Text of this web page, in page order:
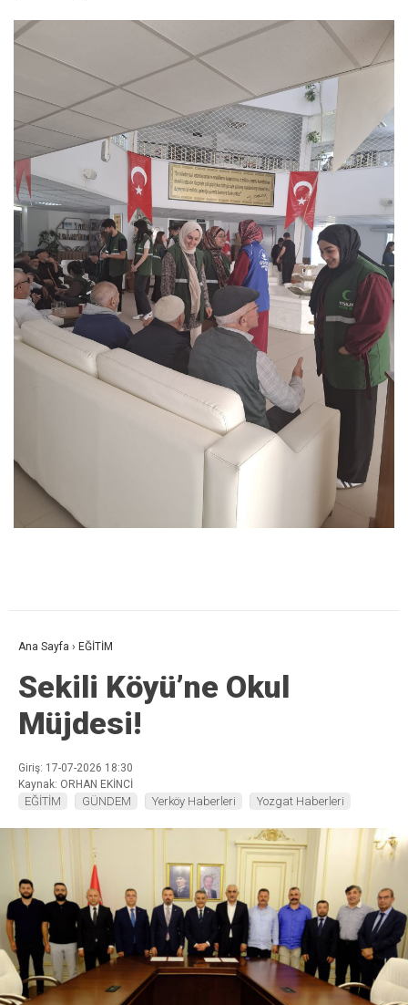
Ana Sayfa › EĞİTİM
Sekili Köyü’ne Okul
Müjdesi!
Giriş: 17-07-2026 18:30
Kaynak: ORHAN EKİNCİ
EĞİTİM GÜNDEM Yerköy Haberleri Yozgat Haberleri